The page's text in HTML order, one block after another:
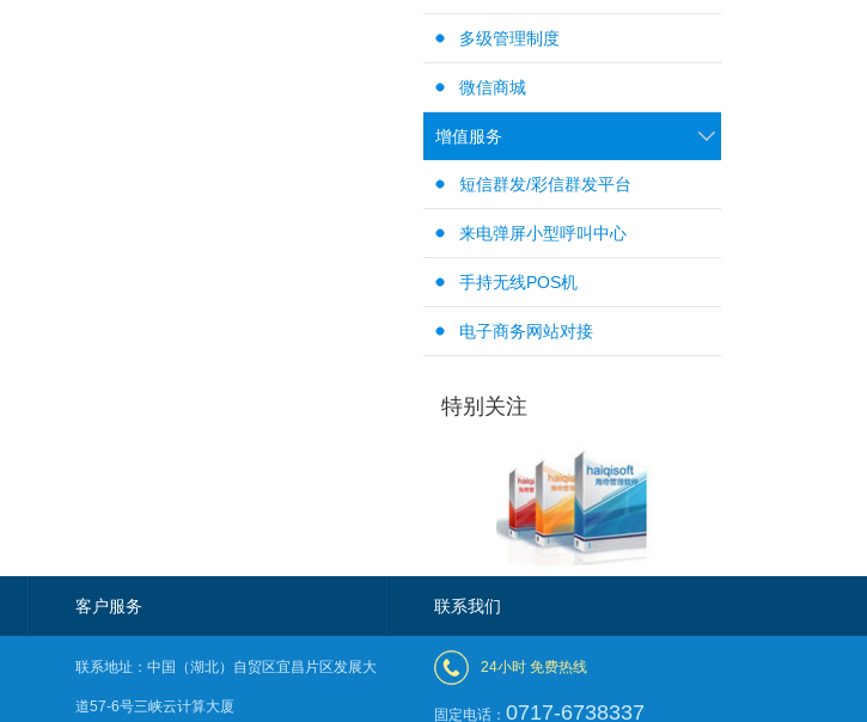
多级管理制度
微信商城
增值服务
短信群发/彩信群发平台
来电弹屏小型呼叫中心
手持无线POS机
电子商务网站对接
特别关注
客户服务 联系我们
联系地址：中国（湖北）自贸区宜昌片区发展大
道57-6号三峡云计算大厦
24小时 免费热线
固定电话： 0717-6738337